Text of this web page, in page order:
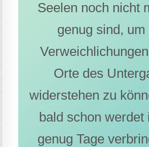
Seelen noch nicht
genug sind, um
Orte des
widerstehen zu
bald schon werdet
genug Tage